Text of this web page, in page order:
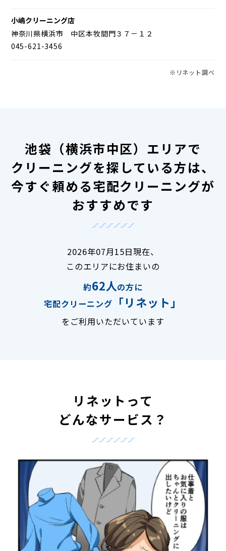
小嶋クリーニング店
神奈川県横浜市 中区本牧間門３７－１２
045-621-3456
※リネット調べ
池袋（横浜市中区）エリアで
クリーニングを探している方は、
今すぐ頼める宅配クリーニングが
おすすめです
2026年07月15日現在、
このエリアにお住まいの
約62人の方に
宅配クリーニング
「リネット」
をご利用いただいています
リネットって
どんなサービス？